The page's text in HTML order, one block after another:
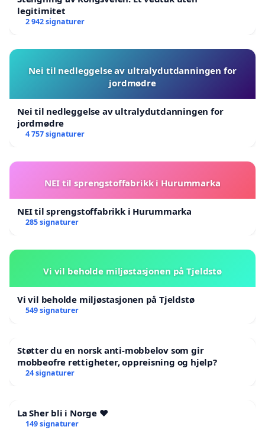
legitimitet
2 942 signaturer
Nei til nedleggelse av ultralydutdanningen for
jordmødre
Nei til nedleggelse av ultralydutdanningen for
jordmødre
4 757 signaturer
NEI til sprengstoffabrikk i Hurummarka
NEI til sprengstoffabrikk i Hurummarka
285 signaturer
Vi vil beholde miljøstasjonen på Tjeldstø
Vi vil beholde miljøstasjonen på Tjeldstø
549 signaturer
Støtter du en norsk anti-mobbelov som gir
mobbeofre rettigheter, oppreisning og hjelp?
24 signaturer
La Sher bli i Norge ❤️
149 signaturer